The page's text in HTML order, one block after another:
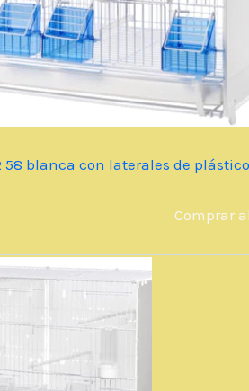
58 blanca con laterales de
Comprar